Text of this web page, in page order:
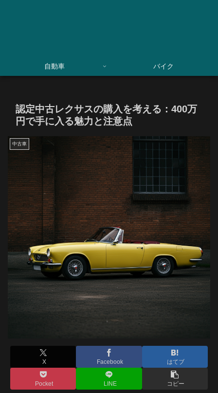
自動車 バイク
認定中古レクサスの購入を考える：400万
円で手に入る魅力と注意点
中古車
X Facebook はてブ
Pocket LINE コピー